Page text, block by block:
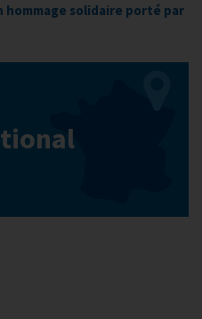
hommage solidaire porté par